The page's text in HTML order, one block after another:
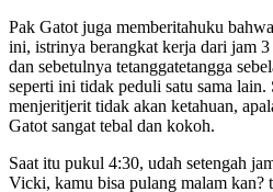
Pak Gatot juga memberitahuku
ini, istrinya berangkat kerja dari jam 3
dan sebetulnya tetanggatetangga
seperti ini tidak peduli satu sama
menjeritjerit tidak akan ketahuan,
Gatot sangat tebal dan kokoh.
Saat itu pukul 4:30, udah setengah
Vicki, kamu bisa pulang malam kan?